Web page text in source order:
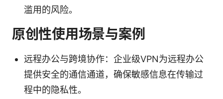
滥用的风险。
原创性使用场景与案例
远程办公与跨境协作：企业级VPN为远程办公
提供安全的通信通道，确保敏感信息在传输过
程中的隐私性。